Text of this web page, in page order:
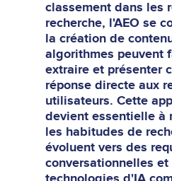
classement dans les
recherche, l'AEO se
la création de
algorithmes peuvent
extraire et présenter
réponse directe aux
utilisateurs. Cette
devient essentielle à
les habitudes de
évoluent vers des
conversationnelles et